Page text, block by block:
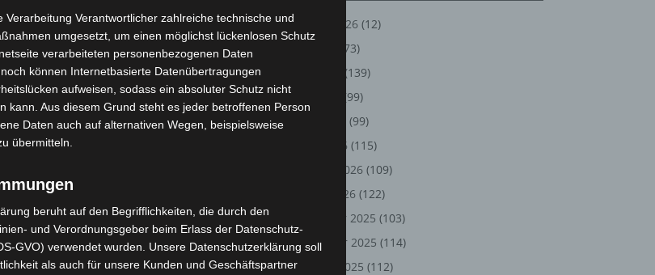
Auf die Nachfrage des Redakteurs, ob
froh war, antwortet PD Knappe
„Nein, das kann ich so nicht sagen. Ich
aufgegangen ist.“
Pension mindestens ebenso
und wünschen Ulrich Knappe mit dem
für seinen neuen Lebensabschnitt
/K. Wolff
August 2026 (12)
(73)
(139)
(99)
(99)
März 2026 (115)
Februar 2026 (109)
Januar 2026 (122)
Dezember 2025 (103)
November 2025 (114)
Oktober 2025 (112)
Verarbeitung Verantwortlicher zahlreiche technische und
umgesetzt, um einen möglichst lückenlosen Schutz
verarbeiteten personenbezogenen Daten
können Internetbasierte Datenübertragungen
aufweisen, sodass ein absoluter Schutz nicht
kann. Aus diesem Grund steht es jeder betroffenen Person
Daten auch auf alternativen Wegen, beispielsweise
übermitteln.
beruht auf den Begrifflichkeiten, die durch den
und Verordnungsgeber beim Erlass der Datenschutz-
GVO) verwendet wurden. Unsere Datenschutzerklärung soll
als auch für unsere Kunden und Geschäftspartner